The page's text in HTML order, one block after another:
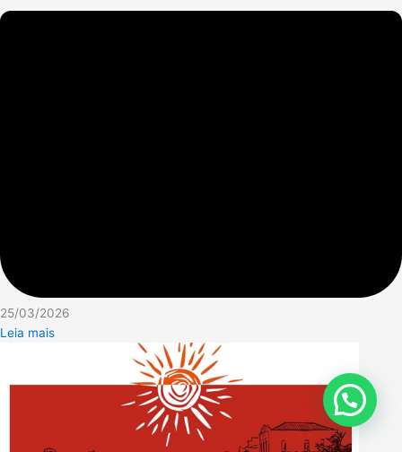
25/03/2026
Leia mais